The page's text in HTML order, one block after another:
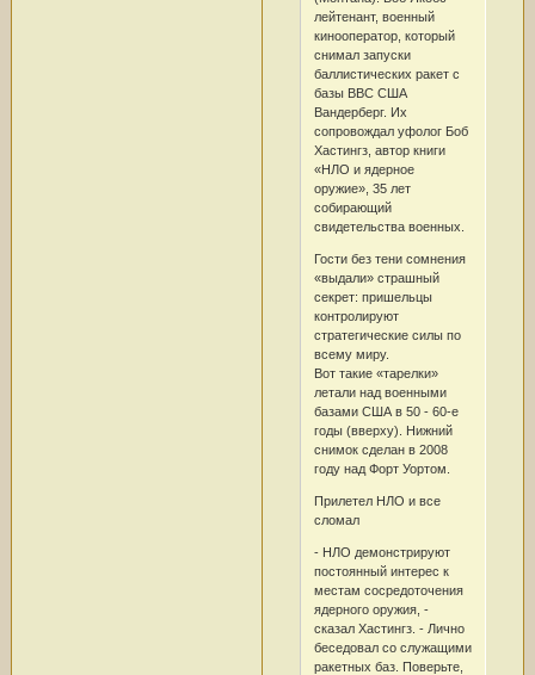
лейтенант, военный
кинооператор, который
снимал запуски
баллистических ракет с
базы ВВС США
Вандерберг. Их
сопровождал уфолог Боб
Хастингз, автор книги
«НЛО и ядерное
оружие», 35 лет
собирающий
свидетельства военных.
Гости без тени сомнения
«выдали» страшный
секрет: пришельцы
контролируют
стратегические силы по
всему миру.
Вот такие «тарелки»
летали над военными
базами США в 50 - 60-е
годы (вверху). Нижний
снимок сделан в 2008
году над Форт Уортом.
Прилетел НЛО и все
сломал
- НЛО демонстрируют
постоянный интерес к
местам сосредоточения
ядерного оружия, -
сказал Хастингз. - Лично
беседовал со служащими
ракетных баз. Поверьте,